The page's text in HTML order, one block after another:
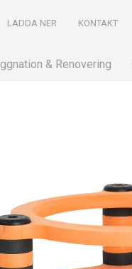
LADDA NER KONTAKT
& Renovering